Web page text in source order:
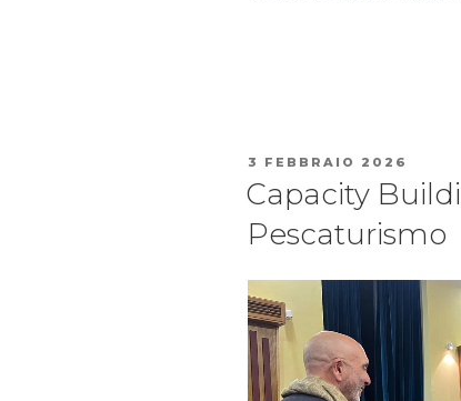
3 FEBBRAIO 2026
Capacity
Pescaturismo